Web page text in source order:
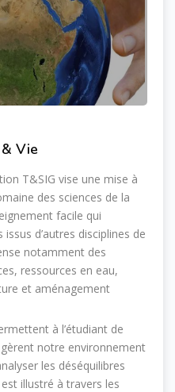
Vie
T&SIG vise une mise à
des sciences de la
facile qui
d’autres disciplines de
notamment des
ressources en eau,
et aménagement
à l’étudiant de
notre environnement
les déséquilibres
illustré à travers les